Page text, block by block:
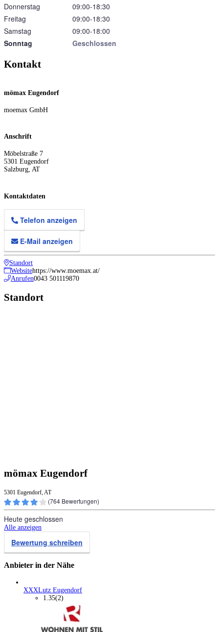
Donnerstag
09:00‑18:30
Freitag
09:00‑18:30
Samstag
09:00‑18:00
Sonntag
Geschlossen
Kontakt
mömax Eugendorf
moemax GmbH
Anschrift
Möbelstraße 7
5301 Eugendorf
Salzburg AT
Kontaktdaten
Telefon anzeigen
E-Mail anzeigen
Standort
Websitehttps://www.moemax.at/
Anrufen0043 501119870
Standort
mömax Eugendorf
5301 Eugendorf, AT
(764 Bewertungen)
Heute geschlossen
Alle anzeigen
Bewertung schreiben
Anbieter in der Nähe
XXXLutz Eugendorf
1.35(2)